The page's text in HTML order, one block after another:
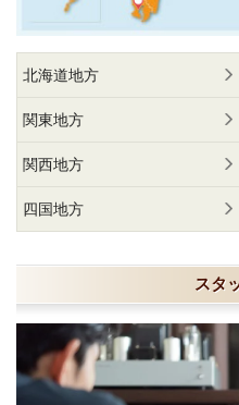
北海道地方
関東地方
関西地方
四国地方
スタ